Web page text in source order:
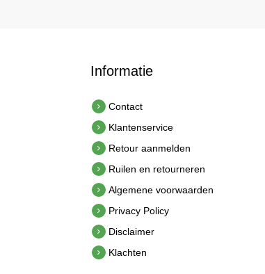
Informatie
Contact
Klantenservice
Retour aanmelden
Ruilen en retourneren
Algemene voorwaarden
Privacy Policy
Disclaimer
Klachten